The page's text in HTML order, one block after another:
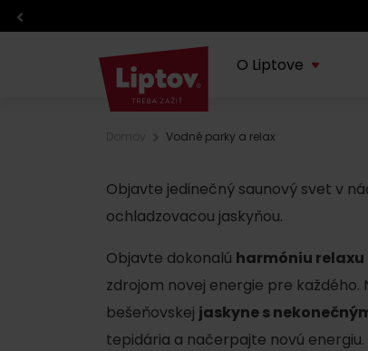
O Liptove
O regióne
TOP z regiónu
O VisitLiptov
Plánovanie dovolenky
TOP atrakcie
Počasie a kamery
Infocentrá
Zážitky
Športy
Kde jesť a piť
Liptov s deťmi
Vodné parky a relax
Objavte jedinečný saunový svet v
ochladzovacou jaskyňou.
Objavte dokonalú harmóniu
zdrojom novej energie pre
bešeňovskej jaskyne s
tepidária a načerpajte novú energiu.